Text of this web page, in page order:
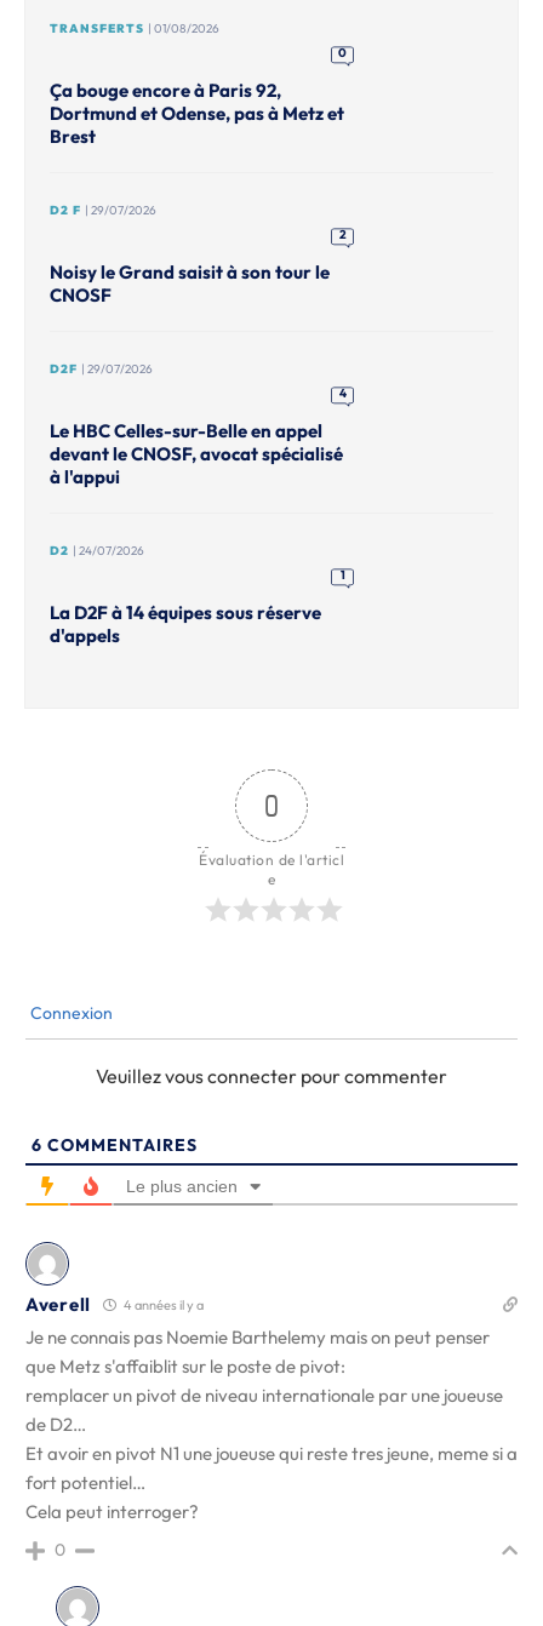
TRANSFERTS | 01/08/2026
0
Ça bouge encore à Paris 92,
Dortmund et Odense, pas à Metz et
Brest
D2 F | 29/07/2026
2
Noisy le Grand saisit à son tour le
CNOSF
D2F | 29/07/2026
4
Le HBC Celles-sur-Belle en appel
devant le CNOSF, avocat spécialisé
à l'appui
D2 | 24/07/2026
1
La D2F à 14 équipes sous réserve
d'appels
0
Évaluation de l'articl
e
Connexion
Veuillez vous connecter pour commenter
6 COMMENTAIRES
Le plus ancien
Averell 4 années il y a
Je ne connais pas Noemie Barthelemy mais on peut penser
que Metz s'affaiblit sur le poste de pivot:
remplacer un pivot de niveau internationale par une joueuse
de D2…
Et avoir en pivot N1 une joueuse qui reste tres jeune, meme si a
fort potentiel…
Cela peut interroger?
0